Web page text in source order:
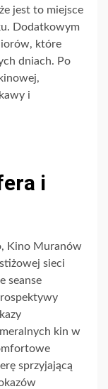
jest to miejsce
Dodatkowym
które
dniach. Po
i
i
Kino Muranów
sieci
seanse
kin w
sprzyjającą